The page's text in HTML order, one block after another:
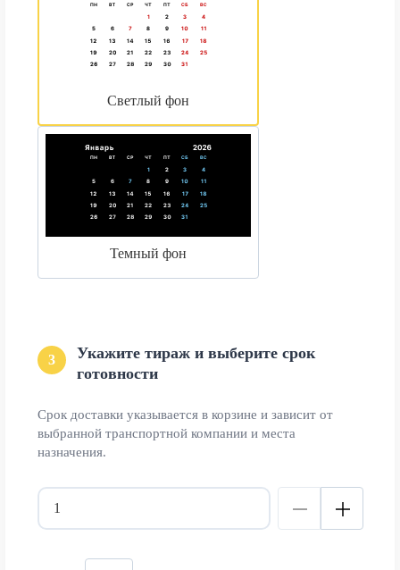
Светлый фон
Темный фон
3
Укажите тираж и выберите срок
готовности
Срок доставки указывается в корзине и зависит от
выбранной транспортной компании и места
назначения.